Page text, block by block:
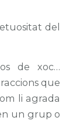
del
de xoc…
que
li agrada
un grup o